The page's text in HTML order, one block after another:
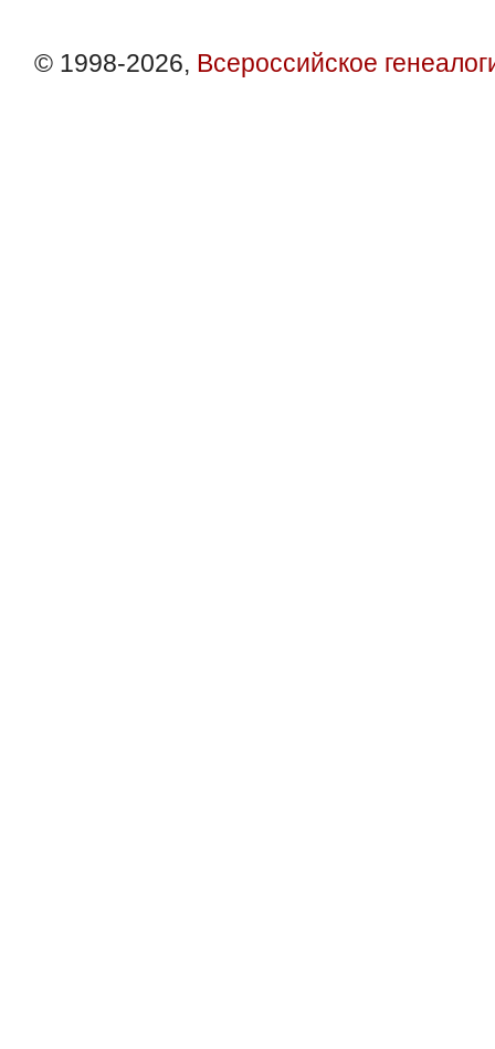
© 1998-2026, Всероссийское